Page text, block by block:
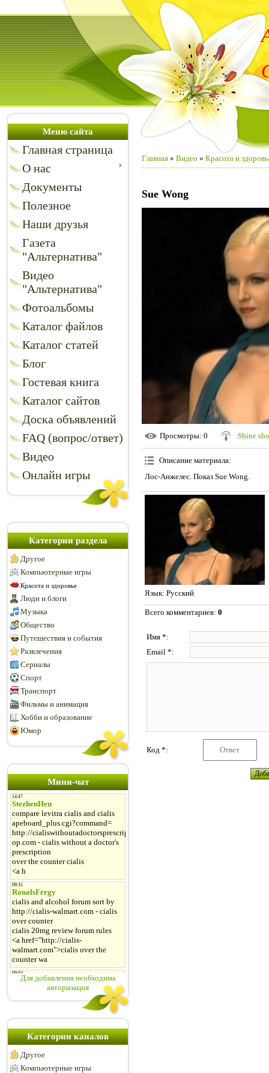
Меню сайта
Главная страница
О нас
Документы
Полезное
Наши друзья
Газета
"Альтернатива"
Видео
"Альтернатива"
Фотоальбомы
Каталог файлов
Каталог статей
Блог
Гостевая книга
Каталог сайтов
Доска объявлений
FAQ (вопрос/ответ)
Видео
Онлайн игры
Категории раздела
Другое
Компьютерные игры
Красота и здоровье
Люди и блоги
Музыка
Общество
Путешествия и события
Развлечения
Сериалы
Спорт
Транспорт
Фильмы и анимация
Хобби и образование
Юмор
Мини-чат
Для добавления необходима
авторизация
Категории каналов
Другое
Компьютерные игры
Главная » Видео » Красота и
Sue Wong
Просмотры: 0 Shine
Описание материала:
Лос-Анжелес. Показ Sue Wong.
Язык: Русский
Всего комментариев: 0
Имя *:
Email *:
Код *: